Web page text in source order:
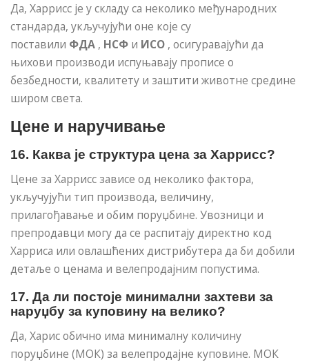
Да, Харрисс је у складу са неколико међународних
стандарда, укључујући оне које су
поставили ФДА , НСФ и ИСО , осигуравајући да
њихови производи испуњавају прописе о
безбедности, квалитету и заштити животне средине
широм света.
Цене и наручивање
16. Каква је структура цена за Харрисс?
Цене за Харрисс зависе од неколико фактора,
укључујући тип производа, величину,
прилагођавање и обим поруџбине. Увозници и
препродавци могу да се распитају директно код
Харриса или овлашћених дистрибутера да би добили
детаље о ценама и велепродајним попустима.
17. Да ли постоје минимални захтеви за
наруџбу за куповину на велико?
Да, Харис обично има минималну количину
поруџбине (МОК) за велепродајне куповине. МОК